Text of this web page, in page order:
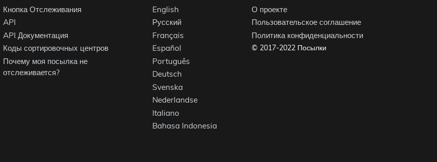
Кнопка Отслеживания
API
API Документация
Коды сортировочных центров
Почему моя посылка не
отслеживается?
English
Русский
Français
Español
Português
Deutsch
Svenska
Nederlandse
Italiano
Bahasa Indonesia
О проекте
Пользовательское соглашение
Политика конфиденциальности
© 2017-2022 Посылки